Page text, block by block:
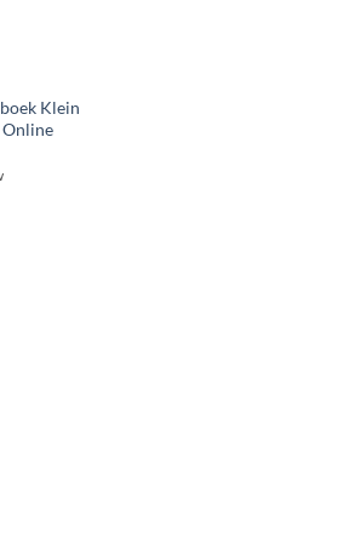
Klein
Online